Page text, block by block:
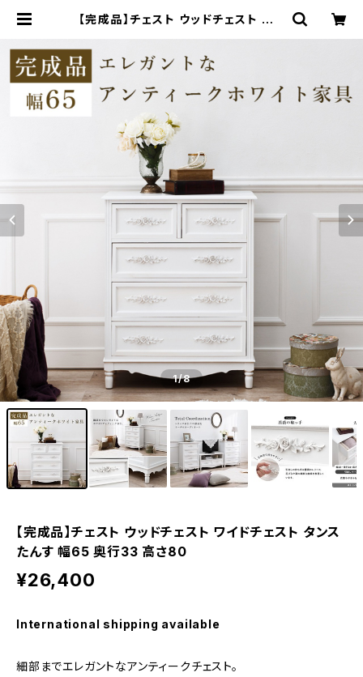
【完成品】チェスト ウッドチェスト ワイ
1/8
【完成品】チェスト ウッドチェスト ワイドチェスト タンス
たんす 幅65 奥行33 高さ80
¥26,400
International shipping available
細部までエレガントなアンティークチェスト。